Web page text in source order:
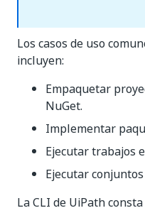
Los casos de uso
incluyen:
Empaquetar
NuGet.
Implementar
Ejecutar trabajos
Ejecutar
La CLI de UiPath